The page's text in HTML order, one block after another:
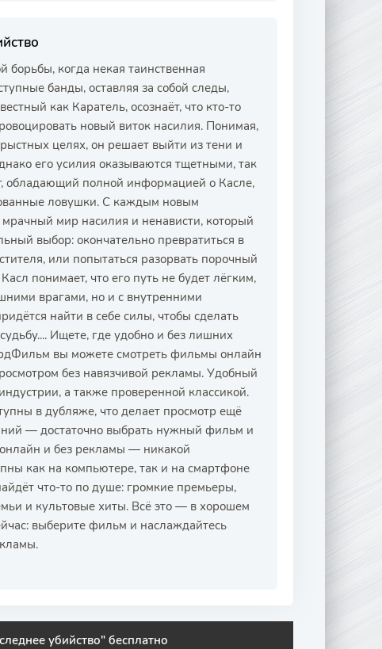
когда некая таинственная
банды, оставляя за собой следы,
как Каратель, осознаёт, что кто-то
новый виток насилия. Понимая,
целях, он решает выйти из тени и
его усилия оказываются тщетными, так
обладающий полной информацией о Касле,
ловушки. С каждым новым
мир насилия и ненависти, который
выбор: окончательно превратиться в
или попытаться разорвать порочный
понимает, что его путь не будет лёгким,
врагами, но и с внутренними
найти в себе силы, чтобы сделать
Ищете, где удобно и без лишних
вы можете смотреть фильмы онлайн
без навязчивой рекламы. Удобный
а также проверенной классикой.
в дубляже, что делает просмотр ещё
— достаточно выбрать нужный фильм и
и без рекламы — никакой
как на компьютере, так и на смартфоне
что-то по душе: громкие премьеры,
и культовые хиты. Всё это — в хорошем
выберите фильм и наслаждайтесь
убийство" бесплатно